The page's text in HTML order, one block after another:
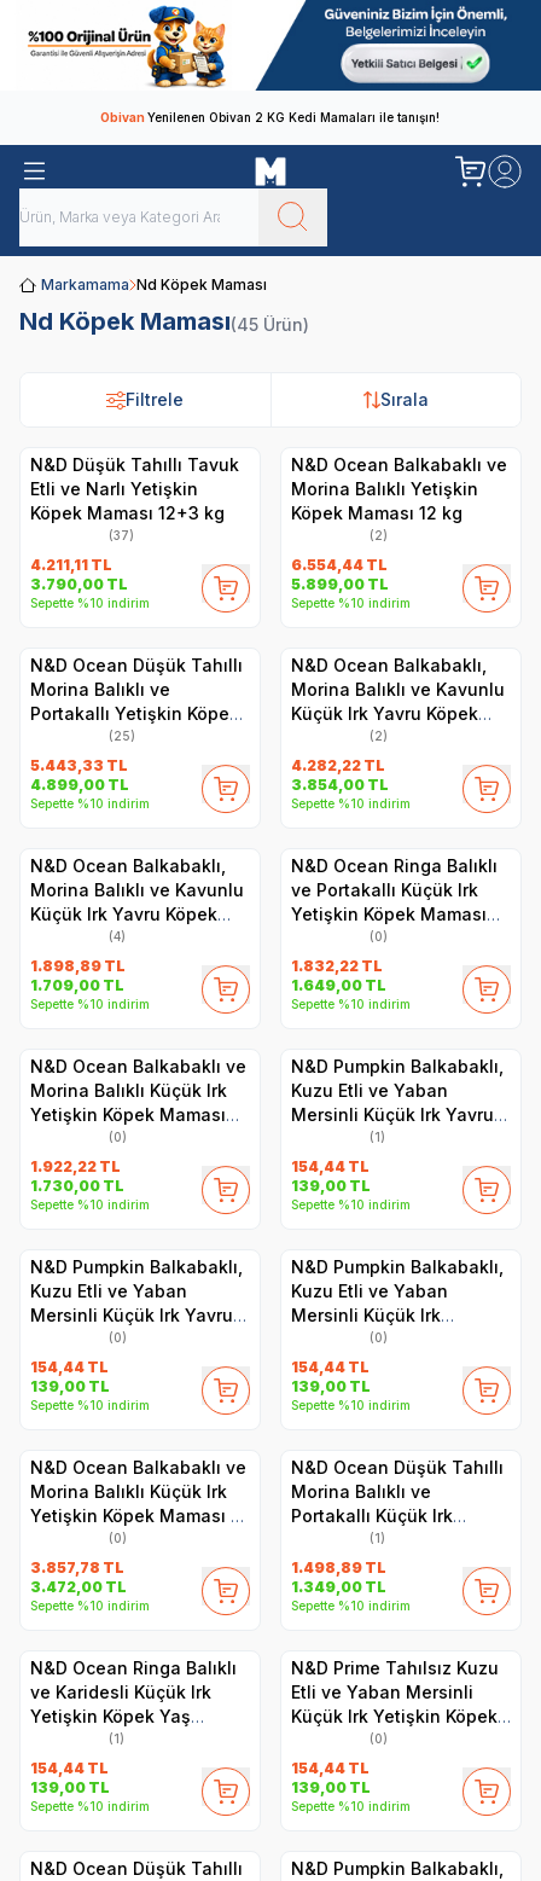
ObivanYenilenen Obivan 2 KG Kedi Mamaları ile tanışın!
Markamama Nd Köpek Maması
Nd Köpek Maması(45 Ürün)
Filtrele Sırala
N&D Düşük Tahıllı Tavuk
Etli ve Narlı Yetişkin
Köpek Maması 12+3 kg
(37)
4.211,11 TL
3.790,00 TL
Sepette %10 indirim
N&D Ocean Balkabaklı ve
Morina Balıklı Yetişkin
Köpek Maması 12 kg
(2)
6.554,44 TL
5.899,00 TL
Sepette %10 indirim
N&D Ocean Düşük Tahıllı
Morina Balıklı ve
Portakallı Yetişkin Köpek
Maması 12 kg
(25)
5.443,33 TL
4.899,00 TL
Sepette %10 indirim
N&D Ocean Balkabaklı,
Morina Balıklı ve Kavunlu
Küçük Irk Yavru Köpek
Maması 7 kg
(2)
4.282,22 TL
3.854,00 TL
Sepette %10 indirim
N&D Ocean Balkabaklı,
Morina Balıklı ve Kavunlu
Küçük Irk Yavru Köpek
Maması 2.5 kg
(4)
1.898,89 TL
1.709,00 TL
Sepette %10 indirim
N&D Ocean Ringa Balıklı
ve Portakallı Küçük Irk
Yetişkin Köpek Maması
(0)
1.832,22 TL
1.649,00 TL
Sepette %10 indirim
N&D Ocean Balkabaklı ve
Morina Balıklı Küçük Irk
Yetişkin Köpek Maması
(0)
1.922,22 TL
1.730,00 TL
Sepette %10 indirim
N&D Pumpkin Balkabaklı,
Kuzu Etli ve Yaban
Mersinli Küçük Irk Yavru
Starter Köpek Yaş
Maması 140 gr
(1)
154,44 TL
139,00 TL
Sepette %10 indirim
N&D Pumpkin Balkabaklı,
Kuzu Etli ve Yaban
Mersinli Küçük Irk Yavru
Köpek Yaş Maması 140 gr
(0)
154,44 TL
139,00 TL
Sepette %10 indirim
N&D Pumpkin Balkabaklı,
Kuzu Etli ve Yaban
Mersinli Küçük Irk
Yetişkin Köpek Yaş
Maması 140 gr
(0)
154,44 TL
139,00 TL
Sepette %10 indirim
N&D Ocean Balkabaklı ve
Morina Balıklı Küçük Irk
Yetişkin Köpek Maması 7
(0)
3.857,78 TL
3.472,00 TL
Sepette %10 indirim
N&D Ocean Düşük Tahıllı
Morina Balıklı ve
Portakallı Küçük Irk
Yetişkin Köpek Maması
2.5 kg
(1)
1.498,89 TL
1.349,00 TL
Sepette %10 indirim
N&D Ocean Ringa Balıklı
ve Karidesli Küçük Irk
Yetişkin Köpek Yaş
Maması 140 gr
(1)
154,44 TL
139,00 TL
Sepette %10 indirim
N&D Prime Tahılsız Kuzu
Etli ve Yaban Mersinli
Küçük Irk Yetişkin Köpek
Yaş Maması 140 gr
(0)
154,44 TL
139,00 TL
Sepette %10 indirim
N&D Ocean Düşük Tahıllı
N&D Pumpkin Balkabaklı,